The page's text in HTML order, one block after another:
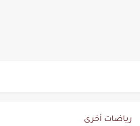
رياضات أخرى